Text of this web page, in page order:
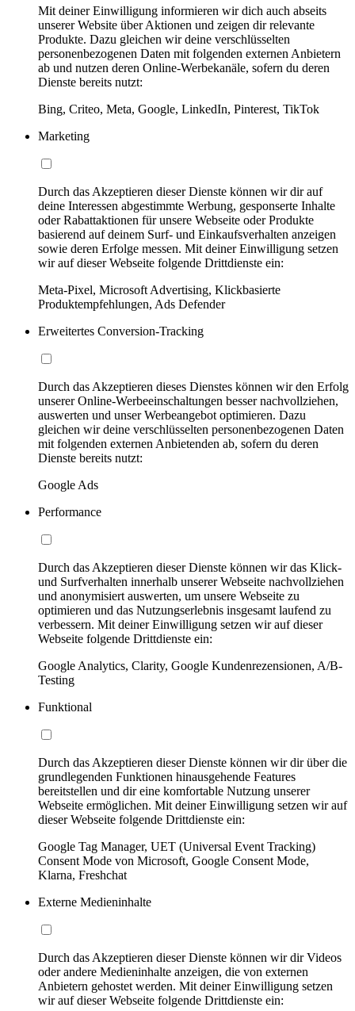
Mit deiner Einwilligung informieren wir dich auch abseits
unserer Website über Aktionen und zeigen dir relevante
Produkte. Dazu gleichen wir deine verschlüsselten
personenbezogenen Daten mit folgenden externen Anbietern
ab und nutzen deren Online-Werbekanäle, sofern du deren
Dienste bereits nutzt:
Bing, Criteo, Meta, Google, LinkedIn, Pinterest, TikTok
Marketing
Durch das Akzeptieren dieser Dienste können wir dir auf
deine Interessen abgestimmte Werbung, gesponserte Inhalte
oder Rabattaktionen für unsere Webseite oder Produkte
basierend auf deinem Surf- und Einkaufsverhalten anzeigen
sowie deren Erfolge messen. Mit deiner Einwilligung setzen
wir auf dieser Webseite folgende Drittdienste ein:
Meta-Pixel, Microsoft Advertising, Klickbasierte
Produktempfehlungen, Ads Defender
Erweitertes Conversion-Tracking
Durch das Akzeptieren dieses Dienstes können wir den Erfolg
unserer Online-Werbeeinschaltungen besser nachvollziehen,
auswerten und unser Werbeangebot optimieren. Dazu
gleichen wir deine verschlüsselten personenbezogenen Daten
mit folgenden externen Anbietenden ab, sofern du deren
Dienste bereits nutzt:
Google Ads
Performance
Durch das Akzeptieren dieser Dienste können wir das Klick-
und Surfverhalten innerhalb unserer Webseite nachvollziehen
und anonymisiert auswerten, um unsere Webseite zu
optimieren und das Nutzungserlebnis insgesamt laufend zu
verbessern. Mit deiner Einwilligung setzen wir auf dieser
Webseite folgende Drittdienste ein:
Google Analytics, Clarity, Google Kundenrezensionen, A/B-
Testing
Funktional
Durch das Akzeptieren dieser Dienste können wir dir über die
grundlegenden Funktionen hinausgehende Features
bereitstellen und dir eine komfortable Nutzung unserer
Webseite ermöglichen. Mit deiner Einwilligung setzen wir auf
dieser Webseite folgende Drittdienste ein:
Google Tag Manager, UET (Universal Event Tracking)
Consent Mode von Microsoft, Google Consent Mode,
Klarna, Freshchat
Externe Medieninhalte
Durch das Akzeptieren dieser Dienste können wir dir Videos
oder andere Medieninhalte anzeigen, die von externen
Anbietern gehostet werden. Mit deiner Einwilligung setzen
wir auf dieser Webseite folgende Drittdienste ein: